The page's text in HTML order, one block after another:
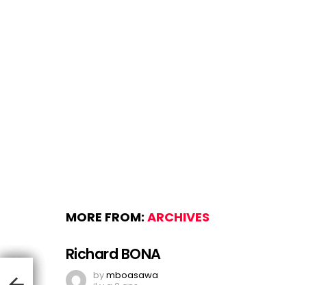
MORE FROM: ARCHIVES
Richard BONA
bymboasawa